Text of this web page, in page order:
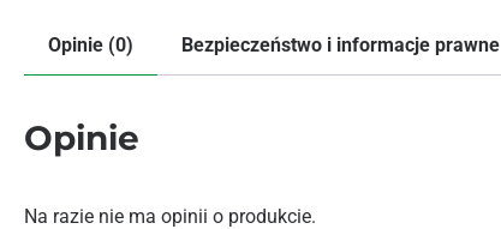
Opinie (0) Bezpieczeństwo i informacje prawne
Opinie
Na razie nie ma opinii o produkcie.